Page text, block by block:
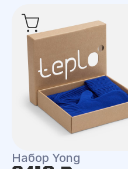
Набор Yong